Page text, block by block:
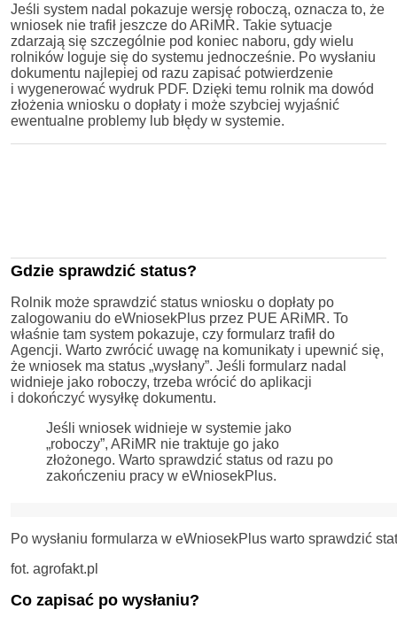
Jeśli system nadal pokazuje wersję roboczą, oznacza to, że
wniosek nie trafił jeszcze do ARiMR. Takie sytuacje
zdarzają się szczególnie pod koniec naboru, gdy wielu
rolników loguje się do systemu jednocześnie. Po wysłaniu
dokumentu najlepiej od razu zapisać potwierdzenie
i wygenerować wydruk PDF. Dzięki temu rolnik ma dowód
złożenia wniosku o dopłaty i może szybciej wyjaśnić
ewentualne problemy lub błędy w systemie.
Gdzie sprawdzić status?
Rolnik może sprawdzić status wniosku o dopłaty po
zalogowaniu do eWniosekPlus przez PUE ARiMR. To
właśnie tam system pokazuje, czy formularz trafił do
Agencji. Warto zwrócić uwagę na komunikaty i upewnić się,
że wniosek ma status „wysłany”. Jeśli formularz nadal
widnieje jako roboczy, trzeba wrócić do aplikacji
i dokończyć wysyłkę dokumentu.
Jeśli wniosek widnieje w systemie jako
„roboczy”, ARiMR nie traktuje go jako
złożonego. Warto sprawdzić status od razu po
zakończeniu pracy w eWniosekPlus.
Po wysłaniu formularza w eWniosekPlus warto sprawdzić
fot. agrofakt.pl
Co zapisać po wysłaniu?